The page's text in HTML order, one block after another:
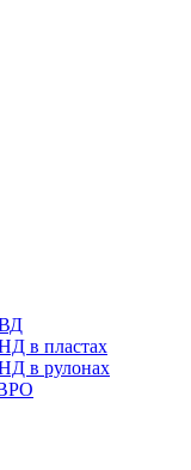
в пластах
в рулонах